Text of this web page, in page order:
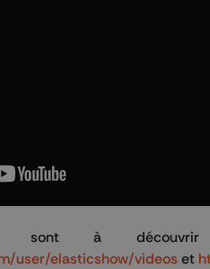
sont à découvrir
user/elasticshow/videos et